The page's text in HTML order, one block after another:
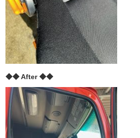
◆◆ After ◆◆